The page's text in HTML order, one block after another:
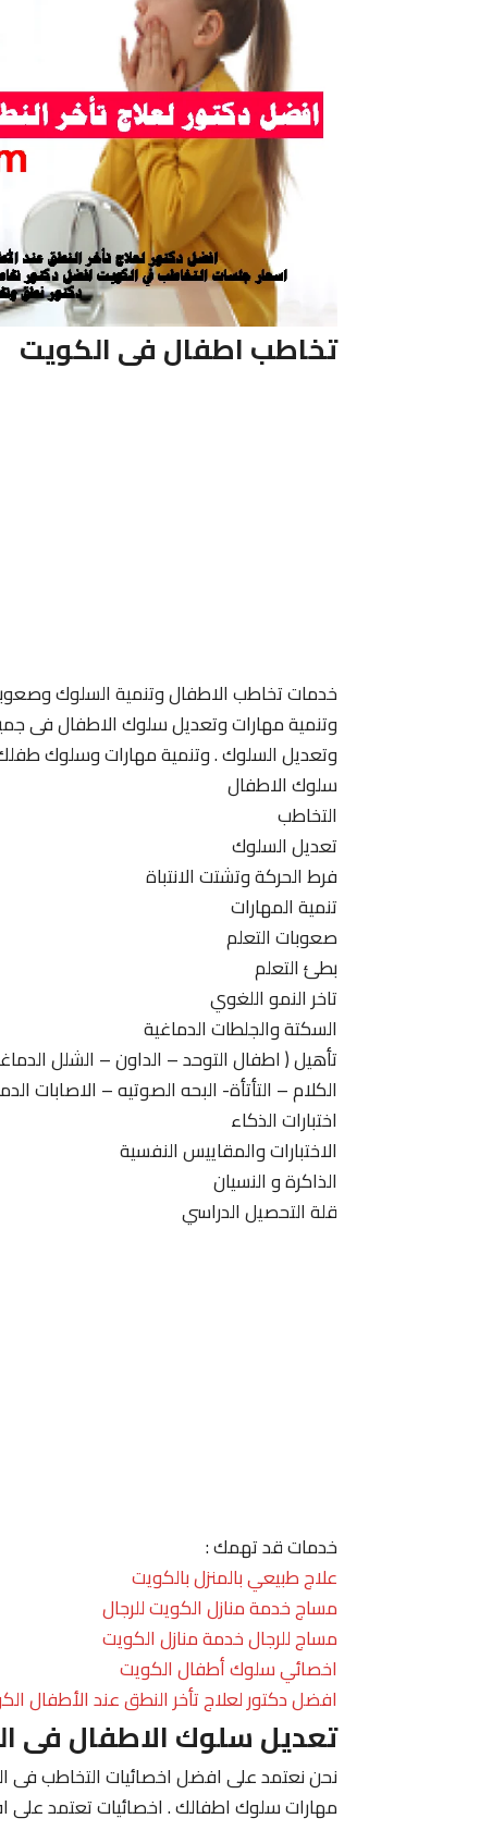
تخاطب اطفال فى الكويت
خدمات تخاطب الاطفال وتنمية السلوك
وتنمية مهارات وتعديل سلوك الاطفال فى
وتعديل السلوك . وتنمية مهارات وسلوك
سلوك الاطفال
التخاطب
تعديل السلوك
فرط الحركة وتشتت الانتباة
تنمية المهارات
صعوبات التعلم
بطئ التعلم
تاخر النمو اللغوي
السكتة والجلطات الدماغية
تأهيل ( اطفال التوحد – الداون – الشلل
الكلام – التأتأة- البحه الصوتيه – الاصابات
اختبارات الذكاء
الاختبارات والمقاييس النفسية
الذاكرة و النسيان
قلة التحصيل الدراسي
خدمات قد تهمك :
علاج طبيعي بالمنزل بالكويت
مساج خدمة منازل الكويت للرجال
مساج للرجال خدمة منازل الكويت
اخصائي سلوك أطفال الكويت
افضل دكتور لعلاج تأخر النطق عند الأطفال
تعديل سلوك الاطفال فى
نحن نعتمد على افضل اخصائيات التخاطب فى
مهارات سلوك اطفالك . اخصائيات تعتمد على